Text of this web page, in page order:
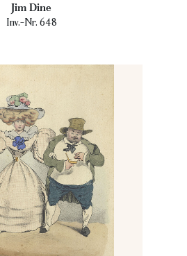
Jim Dine
Inv.-Nr. 648